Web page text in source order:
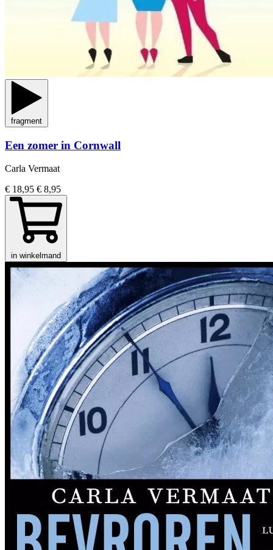
fragment
Een zomer in Cornwall
Carla Vermaat
€ 18,95 € 8,95
in winkelmand